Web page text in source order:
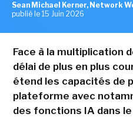
Sean Michael Kerner, Network
publié le 15 Juin 2026
Face à la multiplication
délai de plus en plus
étend les capacités de
plateforme avec
des fonctions IA dans